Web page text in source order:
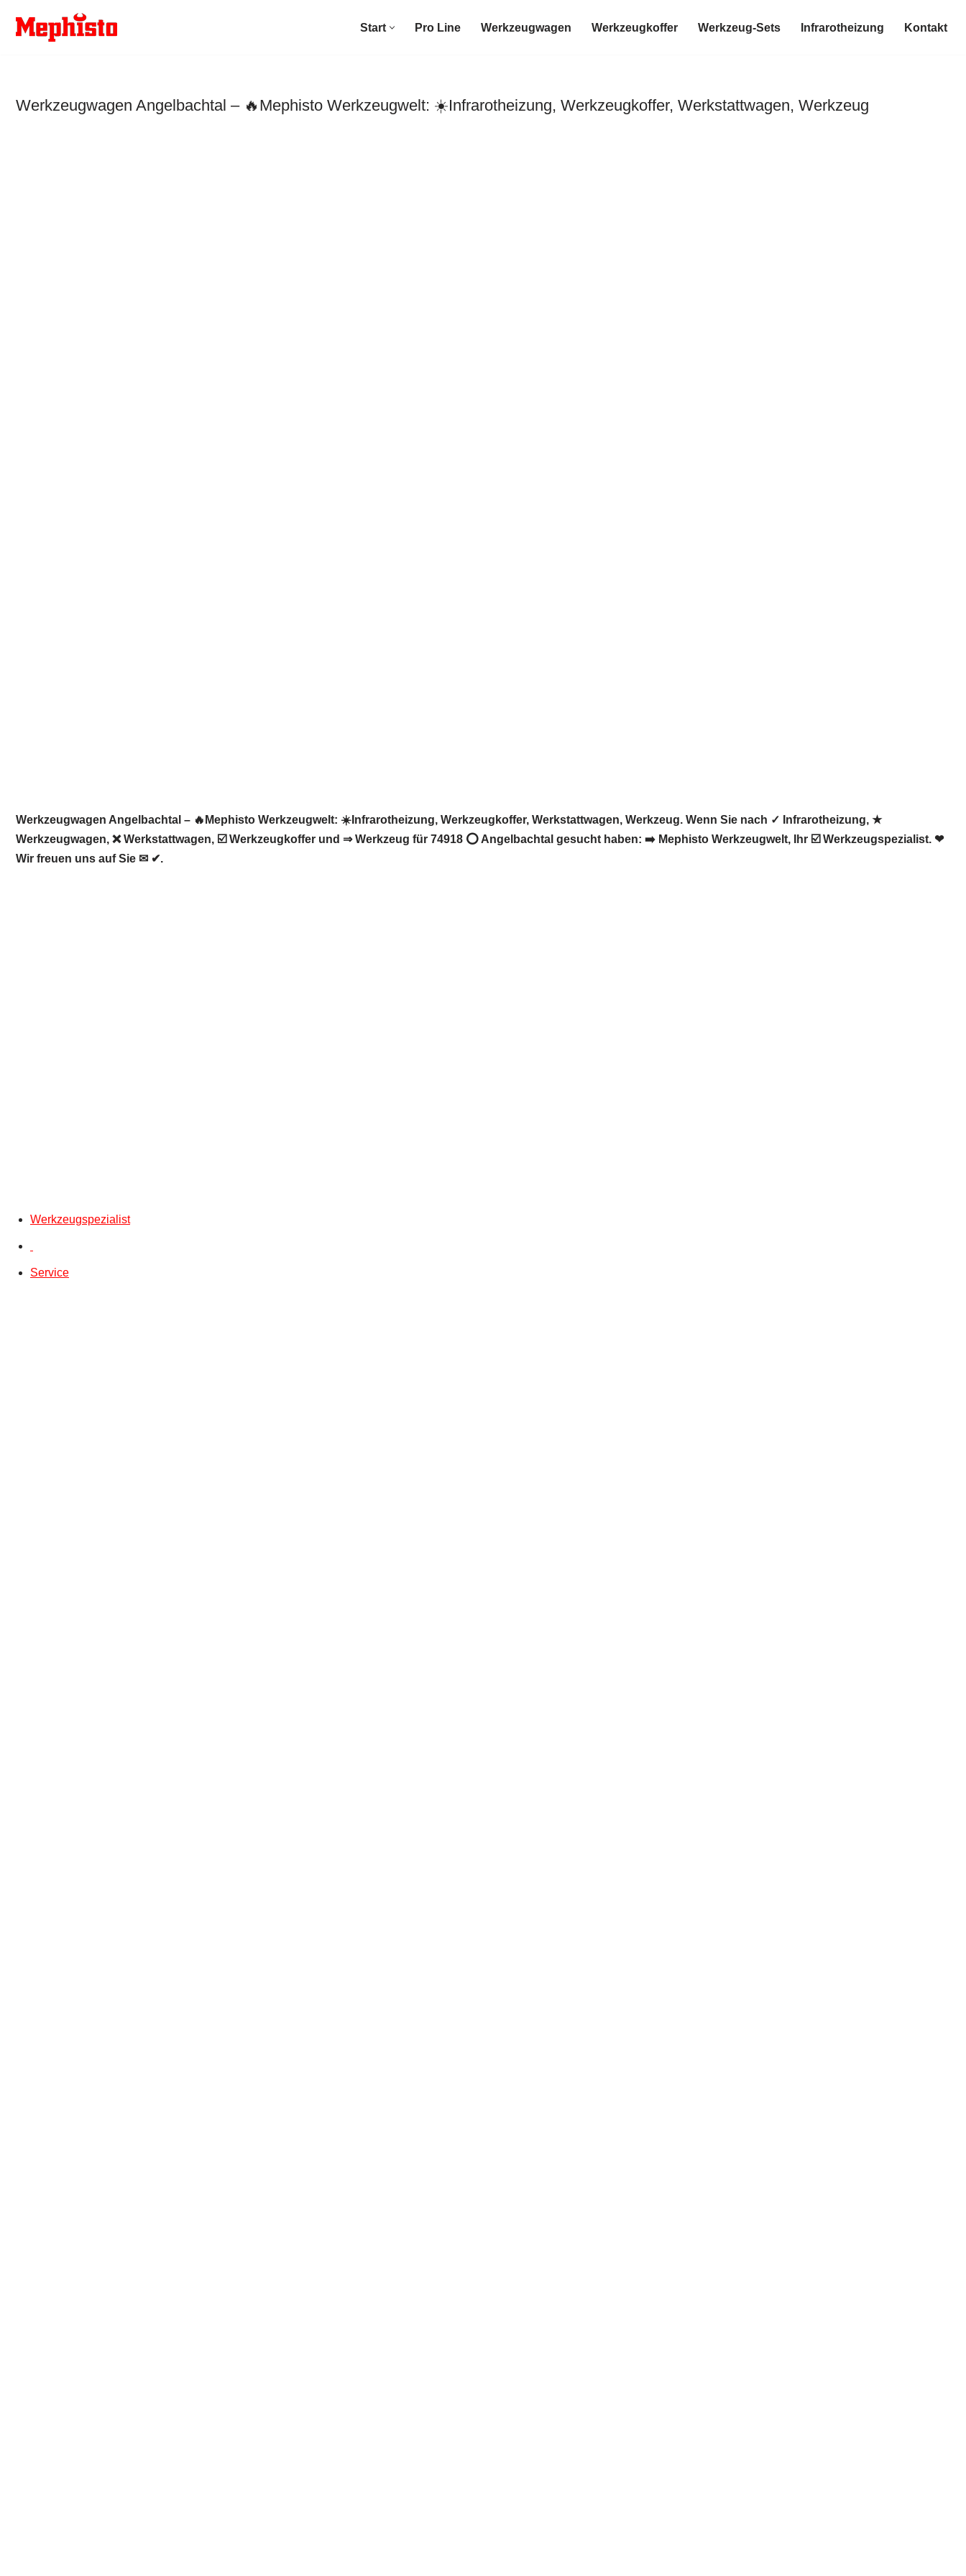
Zum
Start Pro Line Werkzeugwagen Werkzeugkoffer Werkzeug-Sets Infrarotheizung Kontakt
Werkzeugwagen Angelbachtal – 🔥Mephisto Werkzeugwelt: ☀️Infrarotheizung, Werkzeugkoffer, Werkstattwagen, Werkzeug
Werkzeugwagen Angelbachtal – 🔥Mephisto Werkzeugwelt: ☀️Infrarotheizung, Werkzeugkoffer, Werkstattwagen, Werkzeug. Wenn Sie nach ✓ Infrarotheizung, ★
Werkzeugwagen, ❌ Werkstattwagen, ☑️ Werkzeugkoffer und ⇒ Werkzeug für 74918 ⭕ Angelbachtal gesucht haben: ➡️ Mephisto Werkzeugwelt, Ihr ☑️ Werkzeugspezialist. ❤
Wir freuen uns auf Sie ✉ ✔.
Werkzeugspezialist
Service